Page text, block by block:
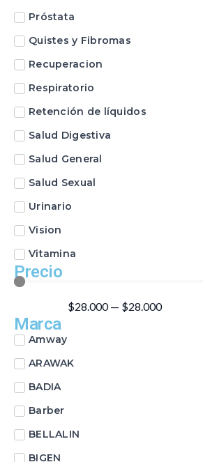
Próstata
Quistes y Fibromas
Recuperacion
Respiratorio
Retención de líquidos
Salud Digestiva
Salud General
Salud Sexual
Urinario
Vision
Vitamina
Precio
$28.000— $28.000
Marca
Amway
ARAWAK
BADIA
Barber
BELLALIN
BIGEN